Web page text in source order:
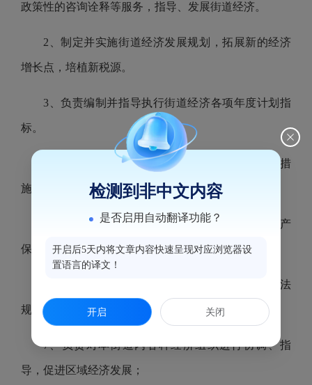
政策性的咨询诠释等服务，指导、发展街道经济。
2、制定并实施街道经济发展规划，拓展新的经济
增长点，培植新税源。
3、负责编制并指导执行街道经济各项年度计划指
标。
4、制定集体资产的投向、运作计划，落实执行措
施，加强跟踪反馈。
5、负责街道集体资产监督和管理，确保集体资产
保值增值。
6、贯彻执行国家、地方有关涉外工作的政策法
规，做好招商引资工作。
7、负责对本街道内各种经济组织进行协调、指
导，促进区域经济发展；
检测到非中文内容
是否启用自动翻译功能？
开启后5天内将文章内容快速呈现对应浏览器设
置语言的译文！
开启 关闭